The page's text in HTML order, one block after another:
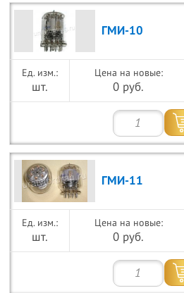
ГМИ-10
шт.
Цена на новые:
0 руб.
ГМИ-11
шт.
Цена на новые:
0 руб.